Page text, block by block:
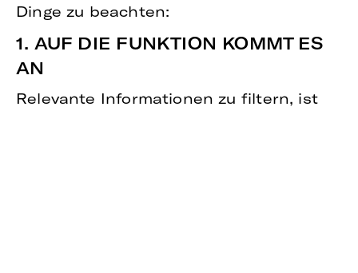
Dinge zu beachten:
1. AUF DIE FUNKTION KOMMT ES
AN
Relevante Informationen zu filtern, ist